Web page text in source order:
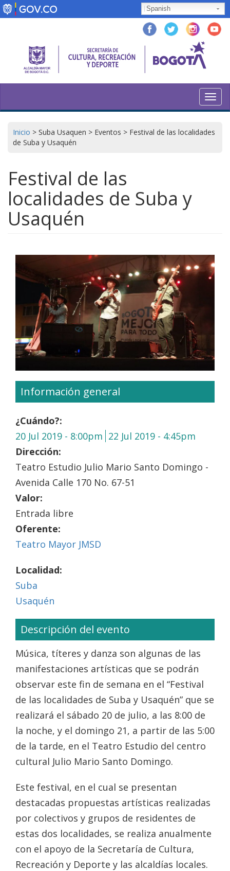
Pasar
al
Spanish
Inicio > Suba Usaquen > Eventos > Festival de las localidades
de Suba y Usaquén
Festival de las
localidades de Suba y
Usaquén
Información general
¿Cuándo?:
20 Jul 2019 - 8:00pm 22 Jul 2019 - 4:45pm
Dirección:
Teatro Estudio Julio Mario Santo Domingo -
Avenida Calle 170 No. 67-51
Valor:
Entrada libre
Oferente:
Teatro Mayor JMSD
Localidad:
Suba
Usaquén
Descripción del evento
Música, títeres y danza son algunas de las
manifestaciones artísticas que se podrán
observar este fin de semana en el “Festival
de las localidades de Suba y Usaquén” que se
realizará el sábado 20 de julio, a las 8:00 de
la noche, y el domingo 21, a partir de las 5:00
de la tarde, en el Teatro Estudio del centro
cultural Julio Mario Santo Domingo.
Este festival, en el cual se presentan
destacadas propuestas artísticas realizadas
por colectivos y grupos de residentes de
estas dos localidades, se realiza anualmente
con el apoyo de la Secretaría de Cultura,
Recreación y Deporte y las alcaldías locales.